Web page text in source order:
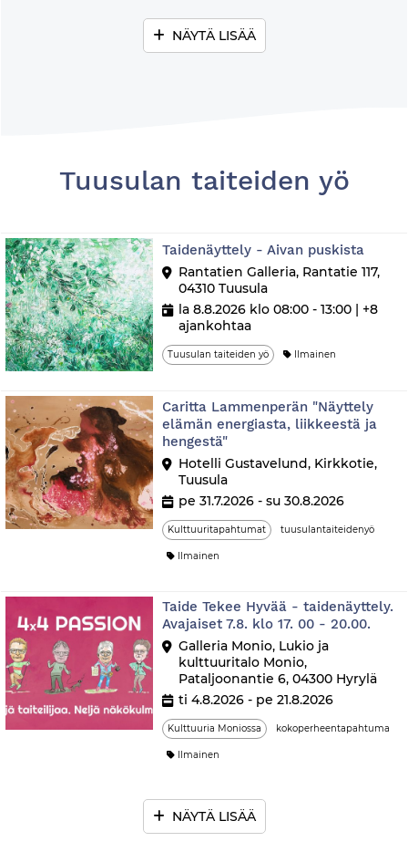
NÄYTÄ LISÄÄ
Tuusulan taiteiden yö
Taidenäyttely - Aivan puskista
Rantatien Galleria, Rantatie 117,
04310 Tuusula
la 8.8.2026 klo 08:00 - 13:00 | +8
ajankohtaa
Tuusulan taiteiden yö Ilmainen
Caritta Lammenperän "Näyttely
elämän energiasta, liikkeestä ja
hengestä"
Hotelli Gustavelund, Kirkkotie,
Tuusula
pe 31.7.2026 - su 30.8.2026
Kulttuuritapahtumat tuusulantaiteidenyö
Ilmainen
Taide Tekee Hyvää - taidenäyttely.
Avajaiset 7.8. klo 17. 00 - 20.00.
Galleria Monio, Lukio ja
kulttuuritalo Monio,
Pataljoonantie 6, 04300 Hyrylä
ti 4.8.2026 - pe 21.8.2026
Kulttuuria Moniossa kokoperheentapahtuma
Ilmainen
NÄYTÄ LISÄÄ